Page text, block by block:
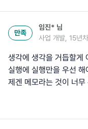
만족
임진* 님
사업 개발, 15년차
생각에 생각을 거듭할게
실행에 실행만을 우선 해
제겐 메모라는 것이 너